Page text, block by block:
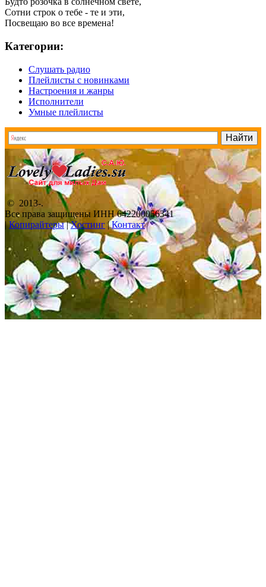
Сотни строк о тебе - те и эти,
Посвещаю во все времена!
Категории:
Слушать радио
Плейлисты с новинками
Настроения и жанры
Исполнители
Умные плейлисты
© 2013-.
Все права защищены ИНН 642200056341
|Копирайтеры|Хостинг|Контакт